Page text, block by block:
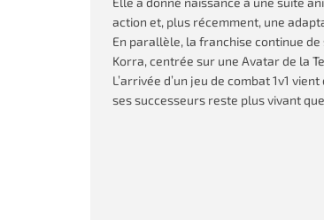
action et, plus récemment, une
En parallèle, la franchise continue
Korra, centrée sur une Avatar de la
L’arrivée d’un jeu de combat 1v1
ses successeurs reste plus vivant